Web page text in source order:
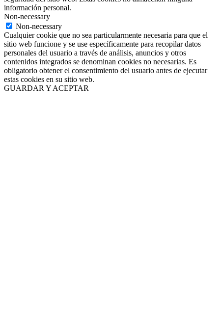
información personal.
Non-necessary
Non-necessary
Cualquier cookie que no sea particularmente necesaria para que el
sitio web funcione y se use específicamente para recopilar datos
personales del usuario a través de análisis, anuncios y otros
contenidos integrados se denominan cookies no necesarias. Es
obligatorio obtener el consentimiento del usuario antes de ejecutar
estas cookies en su sitio web.
GUARDAR Y ACEPTAR